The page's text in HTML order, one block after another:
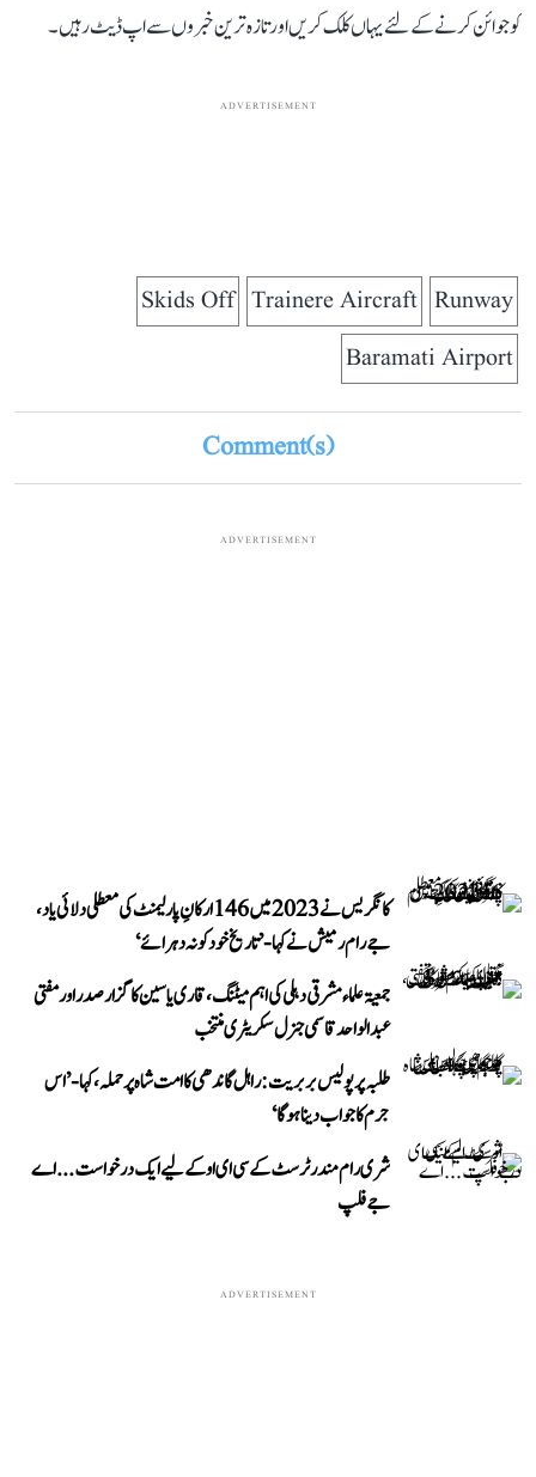
کو جوائن کرنے کے لئے یہاں کلک کریں اور تازہ ترین خبروں سے اپ ڈیٹ رہیں۔
ADVERTISEMENT
Runway
Trainere Aircraft
Skids Off
Baramati Airport
Comment(s)
ADVERTISEMENT
کانگریس نے 2023 میں 146 ارکانِ پارلیمنٹ کی معطلی دلائی یاد،
جے رام رمیش نے کہا- ’تاریخ خود کو نہ دہرائے‘
جمعیۃ علماء مشرقی دہلی کی اہم میٹنگ، قاری یاسین کا گزار صدر اور مفتی
عبد الواحد قاسمی جنرل سکریٹری منتخب
طلبہ پر پولیس بربریت: راہل گاندھی کا امت شاہ پر حملہ، کہا- ’اس
جرم کا جواب دینا ہوگا‘
شری رام مندر ٹرسٹ کے سی ای او کے لیے ایک درخواست...اے
جے فلپ
ADVERTISEMENT